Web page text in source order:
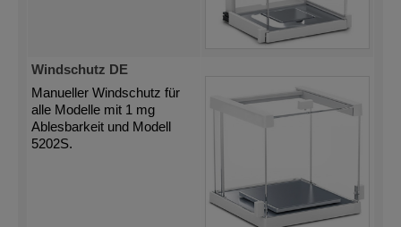
Windschutz DE
Manueller Windschutz für
alle Modelle mit 1 mg
Ablesbarkeit und Modell
5202S.